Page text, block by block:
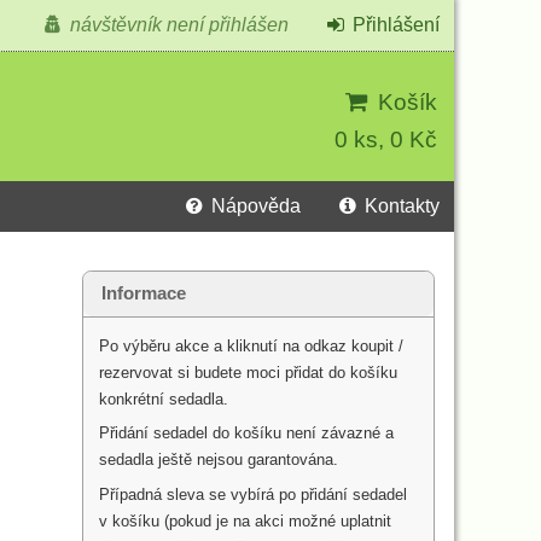
Košík
0 ks, 0 Kč
návštěvník není přihlášen Přihlášení
Nápověda Kontakty
Informace
Po výběru akce a kliknutí na odkaz koupit /
rezervovat si budete moci přidat do košíku
konkrétní sedadla.
Přidání sedadel do košíku není závazné a
sedadla ještě nejsou garantována.
Případná sleva se vybírá po přidání sedadel
v košíku (pokud je na akci možné uplatnit